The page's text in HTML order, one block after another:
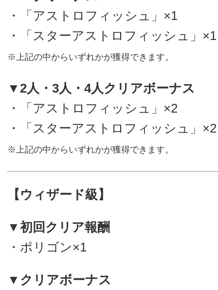
・「アストロフィッシュ」×1
・「スターアストロフィッシュ」×1
※上記の中からいずれかが獲得できます。
▼2人・3人・4人クリアボーナス
・「アストロフィッシュ」×2
・「スターアストロフィッシュ」×2
※上記の中からいずれかが獲得できます。
【ウィザード級】
▼初回クリア報酬
・ポリゴン×1
▼クリアボーナス